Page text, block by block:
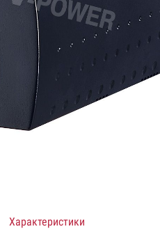
Характеристики